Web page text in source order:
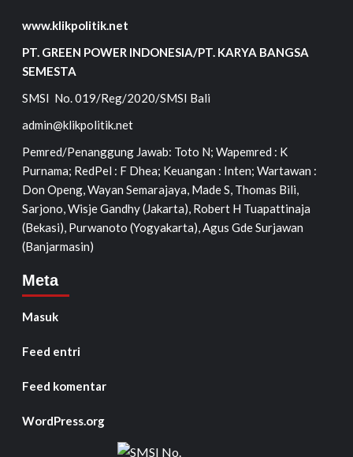
www.klikpolitik.net
PT. GREEN POWER INDONESIA/PT. KARYA BANGSA
SEMESTA
SMSI No. 019/Reg/2020/SMSI Bali
admin@klikpolitik.net
Pemred/Penanggung Jawab: Toto N; Wapemred : K
Purnama; RedPel : F Dhea; Keuangan : Inten; Wartawan :
Don Openg, Wayan Semarajaya, Made S, Thomas Bili,
Sarjono, Wisje Gandhy (Jakarta), Robert H Tuapattinaja
(Bekasi), Purwanoto (Yogyakarta), Agus Gde Surjawan
(Banjarmasin)
Meta
Masuk
Feed entri
Feed komentar
WordPress.org